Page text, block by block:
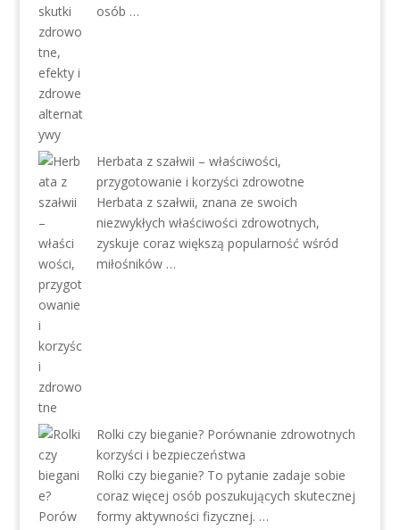
osób …
Herbata z szałwii – właściwości,
przygotowanie i korzyści zdrowotne
Herbata z szałwii, znana ze swoich
niezwykłych właściwości zdrowotnych,
zyskuje coraz większą popularność wśród
miłośników …
Rolki czy bieganie? Porównanie zdrowotnych
korzyści i bezpieczeństwa
Rolki czy bieganie? To pytanie zadaje sobie
coraz więcej osób poszukujących skutecznej
formy aktywności fizycznej. …